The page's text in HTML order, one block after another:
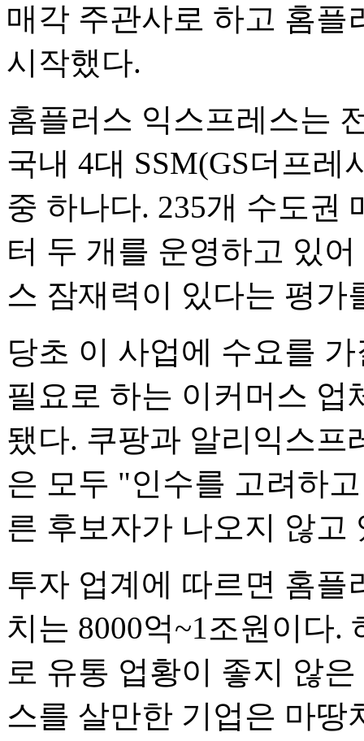
매각 주관사로 하고 홈플
시작했다.
홈플러스 익스프레스는
국내 4대 SSM(GS더프레
중 하나다. 235개 수도권
터 두 개를 운영하고 있
스 잠재력이 있다는 평가
당초 이 사업에 수요를
필요로 하는 이커머스 업
됐다. 쿠팡과 알리익스프
은 모두 "인수를 고려하
른 후보자가 나오지 않고
투자 업계에 따르면 홈플
치는 8000억~1조원이다.
로 유통 업황이 좋지 않
스를 살만한 기업은 마땅